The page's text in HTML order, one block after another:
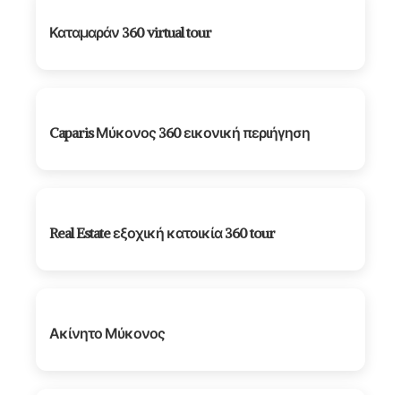
Καταμαράν 360 virtual tour
Caparis Μύκονος 360 εικονική περιήγηση
Real Estate εξοχική κατοικία 360 tour
Ακίνητο Μύκονος